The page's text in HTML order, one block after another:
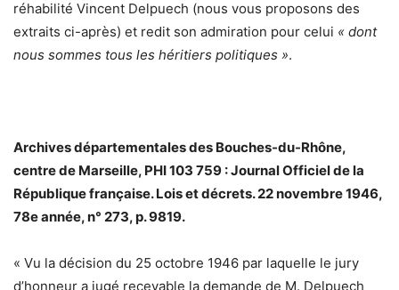
réhabilité Vincent Delpuech (nous vous proposons des
extraits ci-après) et redit son admiration pour celui « dont
nous sommes tous les héritiers politiques ».
Archives départementales des Bouches-du-Rhône,
centre de Marseille, PHI 103 759 : Journal Officiel de la
République française. Lois et décrets. 22 novembre 1946,
78e année, n° 273, p. 9819.
« Vu la décision du 25 octobre 1946 par laquelle le jury
d’honneur a jugé recevable la demande de M. Delpuech